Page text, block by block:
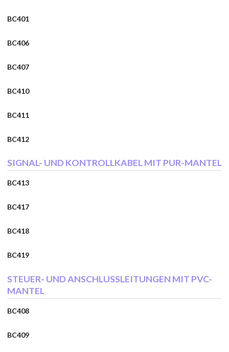
BC401
BC406
BC407
BC410
BC411
BC412
SIGNAL- UND KONTROLLKABEL MIT PUR-MANTEL
BC413
BC417
BC418
BC419
STEUER- UND ANSCHLUSSLEITUNGEN MIT PVC-
MANTEL
BC408
BC409